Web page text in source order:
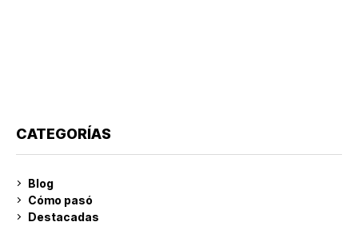
CATEGORÍAS
Blog
Cómo pasó
Destacadas